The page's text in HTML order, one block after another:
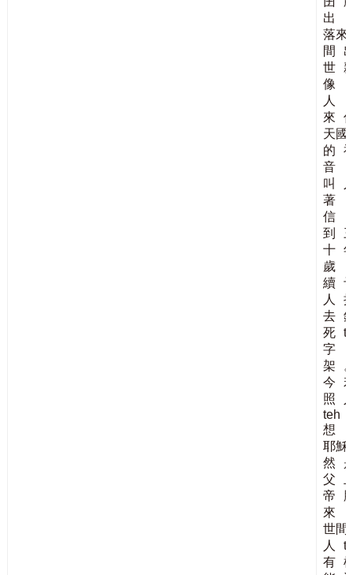
出
落來
間
世
像
人
來
天國
的
音
叫
著
信
到
十
歲
續
人
去
死 tī
字
架
今
照
teh
想
耶穌
然
父
帝
來
世間
人
有